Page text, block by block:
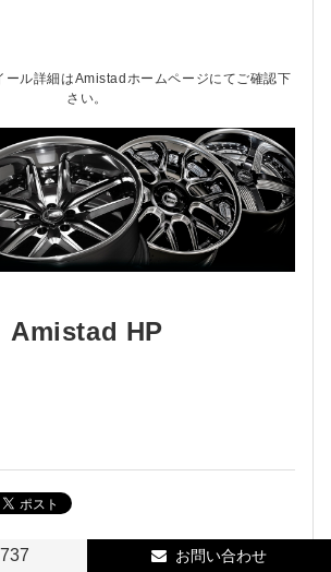
お問い合わせ
ール詳細はAmistadホームページにてご確認下
さい。
Amistad HP